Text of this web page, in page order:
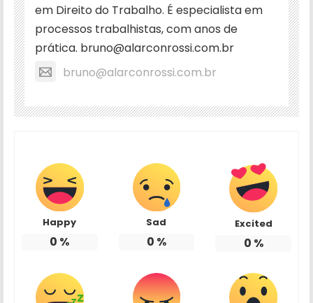
em Direito do Trabalho. É especialista em
processos trabalhistas, com anos de
prática. bruno@alarconrossi.com.br
bruno@alarconrossi.com.br
Happy
0 %
Sad
0 %
Excited
0 %